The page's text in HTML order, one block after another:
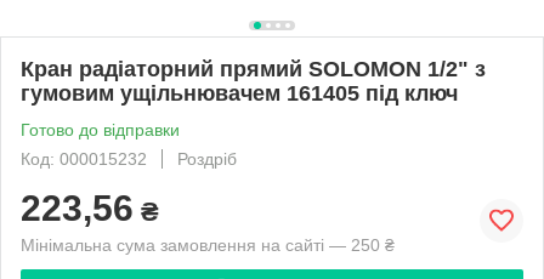
Кран радіаторний прямий SOLOMON 1/2" з
гумовим ущільнювачем 161405 під ключ
Готово до відправки
Код: 000015232
Роздріб
223,56 ₴
Мінімальна сума замовлення на сайті — 250 ₴